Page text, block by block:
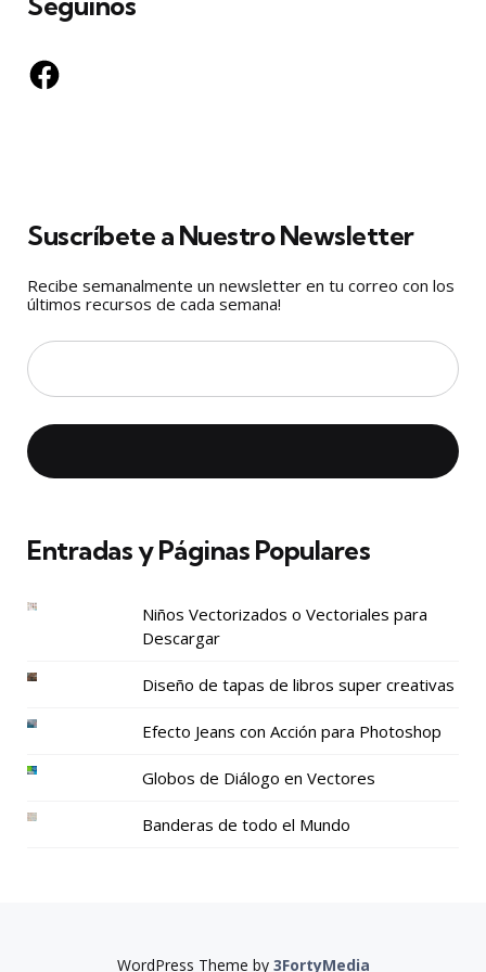
Facebook
Suscríbete a Nuestro Newsletter
Recibe semanalmente un newsletter en tu correo con los
últimos recursos de cada semana!
Entradas y Páginas Populares
Niños Vectorizados o Vectoriales para
Descargar
Diseño de tapas de libros super creativas
Efecto Jeans con Acción para Photoshop
Globos de Diálogo en Vectores
Banderas de todo el Mundo
WordPress Theme by 3FortyMedia